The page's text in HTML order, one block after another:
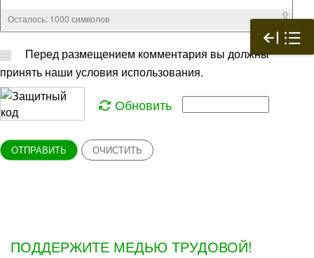
Осталось: 1000 символов
Перед размещением комментария вы должны
принять наши условия использования.
Обновить
ОТПРАВИТЬ ОЧИСТИТЬ
ПОДДЕРЖИТЕ МЕДЬЮ ТРУДОВОЙ!